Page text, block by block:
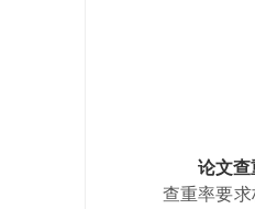
论文查
查重率要